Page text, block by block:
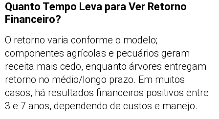
Quanto Tempo Leva para Ver Retorno
Financeiro?
O retorno varia conforme o modelo;
componentes agrícolas e pecuários geram
receita mais cedo, enquanto árvores entregam
retorno no médio/longo prazo. Em muitos
casos, há resultados financeiros positivos entre
3 e 7 anos, dependendo de custos e manejo.